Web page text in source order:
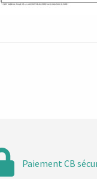
Paiement CB